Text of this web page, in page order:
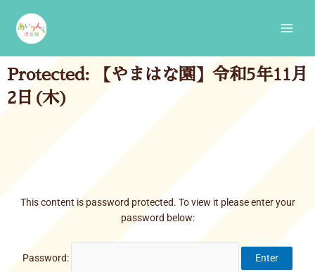
content
Protected: 【やまはな園】令和5年11月
2日(木)
This content is password protected. To view it please enter your
password below:
Password: